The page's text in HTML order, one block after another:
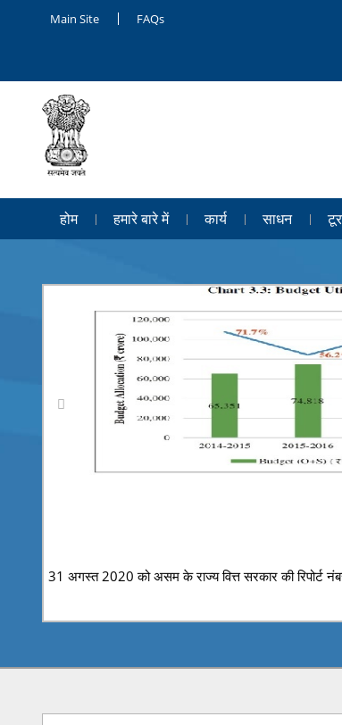
Main Site FAQs
होम हमारे बारे में कार्य साधन
31 अगस्त 2020 को असम के राज्य वित्त सरकार की रिपोर्ट